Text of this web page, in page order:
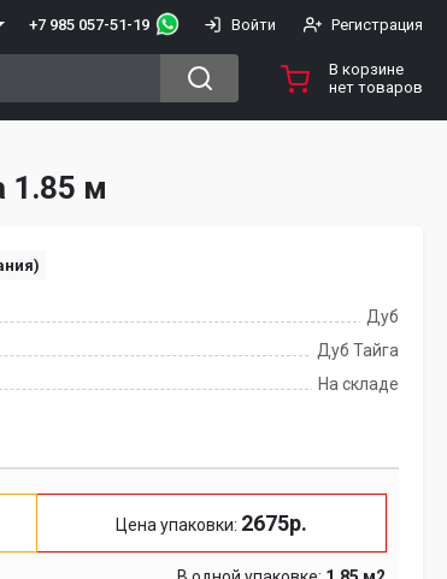
+7 985 057-51-19 Войти Регистрация
В корзине
нет товаров
1.85 м
Дуб
Дуб Тайга
На складе
Цена упаковки: 2675р.